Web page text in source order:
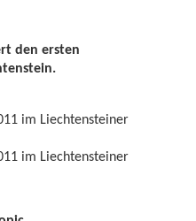
den ersten
im Liechtensteiner
im Liechtensteiner